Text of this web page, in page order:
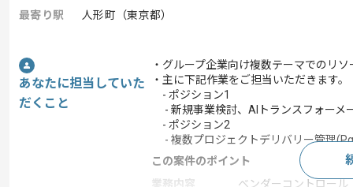
最寄り駅
人形町（東京都）
あなたに担当していた
だくこと
・グループ企業向け複数テーマでのリ
・主に下記作業をご担当いただきます。
- ポジション1
- 新規事業検討、AIトランスフォーメ
- ポジション2
- 複数プロジェクトデリバリー管理
この案件のポイント
業務内容
ベンダーコントロール